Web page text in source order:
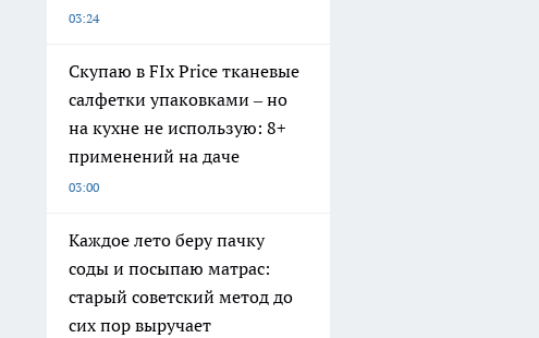
03:24
Скупаю в FIx Price тканевые
салфетки упаковками – но
на кухне не использую: 8+
применений на даче
03:00
Каждое лето беру пачку
соды и посыпаю матрас:
старый советский метод до
сих пор выручает